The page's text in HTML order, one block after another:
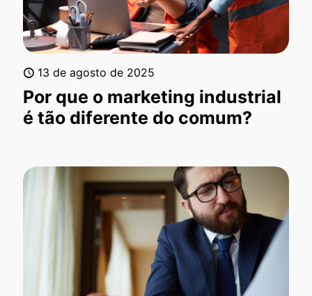
13 de agosto de 2025
Por que o marketing industrial
é tão diferente do comum?